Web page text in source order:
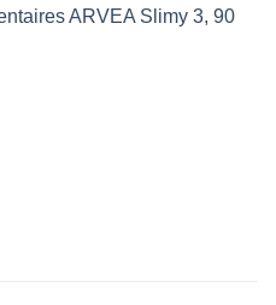
ARVEA Slimy 3, 90